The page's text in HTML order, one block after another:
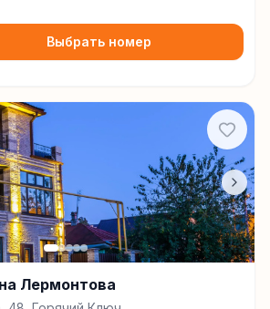
Выбрать номер
Лермонтова